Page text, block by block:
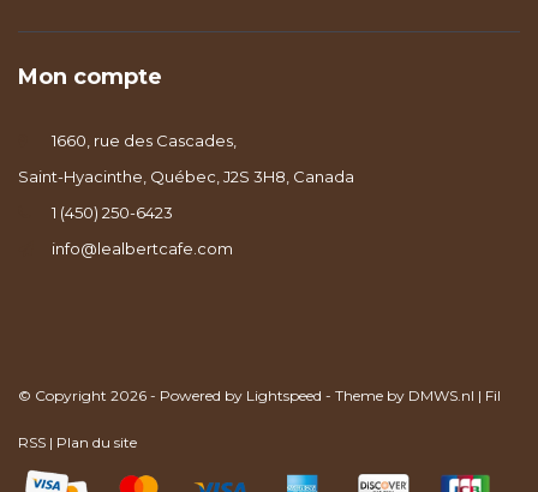
Mon compte
1660, rue des Cascades,
Saint-Hyacinthe, Québec, J2S 3H8, Canada
1 (450) 250-6423
info@lealbertcafe.com
© Copyright 2026 - Powered by Lightspeed - Theme by DMWS.nl | Fil
RSS | Plan du site